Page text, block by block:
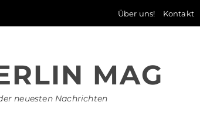
Über uns! Kontakt
MAG
neuesten Nachrichten